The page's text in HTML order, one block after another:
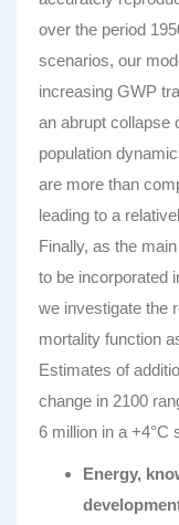
over the period
scenarios, our
increasing GWP
an abrupt collapse
population
are more than
leading to a
Finally, as the
to be incorporated
we investigate the
mortality function
Estimates of
change in 2100
6 million in a +4°C
Energy,